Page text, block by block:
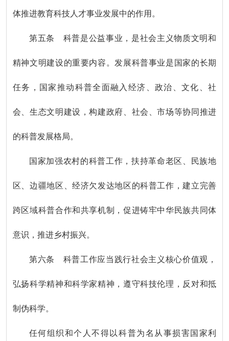
体推进教育科技人才事业发展中的作用。
第五条 科普是公益事业，是社会主义物质文明和
精神文明建设的重要内容。发展科普事业是国家的长期
任务，国家推动科普全面融入经济、政治、文化、社
会、生态文明建设，构建政府、社会、市场等协同推进
的科普发展格局。
国家加强农村的科普工作，扶持革命老区、民族地
区、边疆地区、经济欠发达地区的科普工作，建立完善
跨区域科普合作和共享机制，促进铸牢中华民族共同体
意识，推进乡村振兴。
第六条 科普工作应当践行社会主义核心价值观，
弘扬科学精神和科学家精神，遵守科技伦理，反对和抵
制伪科学。
任何组织和个人不得以科普为名从事损害国家利